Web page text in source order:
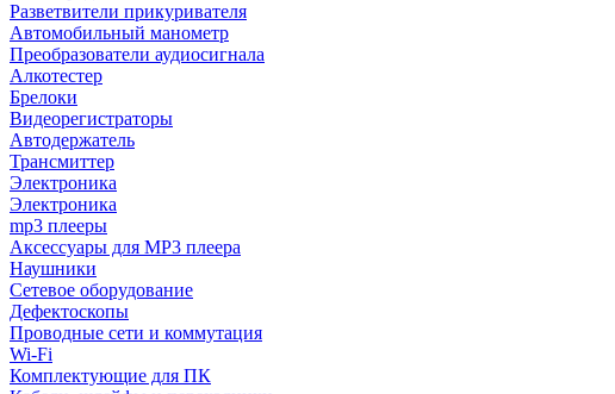
Разветвители прикуривателя
Автомобильный манометр
Преобразователи аудиосигнала
Алкотестер
Брелоки
Видеорегистраторы
Автодержатель
Трансмиттер
Электроника
Электроника
mp3 плееры
Аксессуары для MP3 плеера
Наушники
Сетевое оборудование
Дефектоскопы
Проводные сети и коммутация
Wi-Fi
Комплектующие для ПК